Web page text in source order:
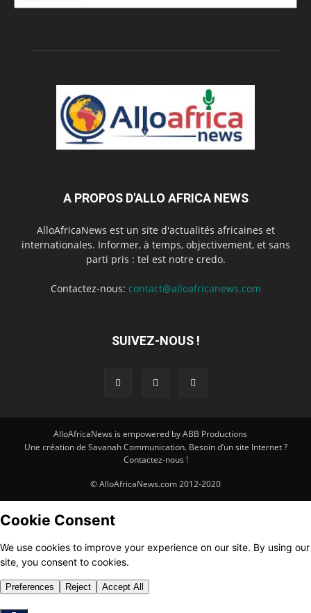
A PROPOS D'ALLO AFRICA NEWS
AlloAfricaNews est un site d'actualités africaines et
internationales. Informer, à temps, objectivement, et sans
parti pris : tel est notre credo.
Contactez-nous: contact@alloafricanews.com
SUIVEZ-NOUS !
AlloAfricaNews is empowered by ABB Productions
Une création de Savanah Communication. Besoin d’un site Internet ?
Contactez-nous !
© AlloAfricaNews.com 2012-2020